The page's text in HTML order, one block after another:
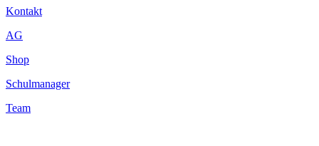
Kontakt
AG
Shop
Schulmanager
Team